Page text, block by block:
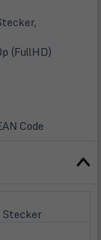
(FullHD)
Code
Stecker